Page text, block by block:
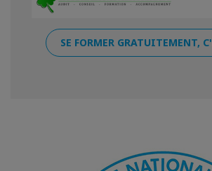
SE FORMER GRATUITEMENT,